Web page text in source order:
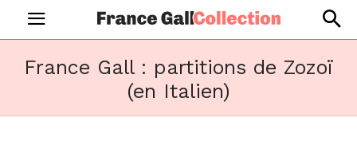
France Gall : partitions de Zozoï
(en Italien)